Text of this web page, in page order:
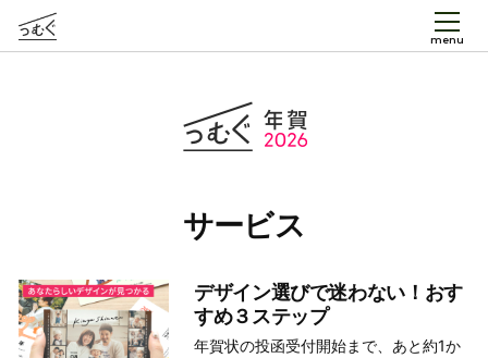
つむぐ年賀
サービス
デザイン選びで迷わない！おす
すめ３ステップ
年賀状の投函受付開始まで、あと約1か
menu